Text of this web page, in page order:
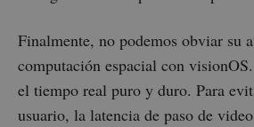
Finalmente, no podemos obviar su
computación espacial con
el tiempo real puro y duro. Para
usuario, la latencia de paso de